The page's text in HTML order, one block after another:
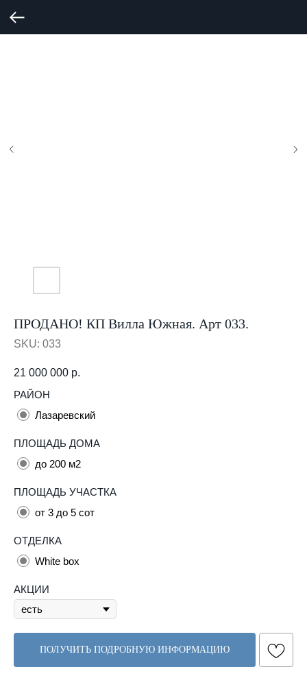
ПРОДАНО! КП Вилла Южная. Арт 033.
SKU: 033
21 000 000 р.
РАЙОН
Лазаревский
ПЛОЩАДЬ ДОМА
до 200 м2
ПЛОЩАДЬ УЧАСТКА
от 3 до 5 сот
ОТДЕЛКА
White box
АКЦИИ
ПОЛУЧИТЬ ПОДРОБНУЮ ИНФОРМАЦИЮ